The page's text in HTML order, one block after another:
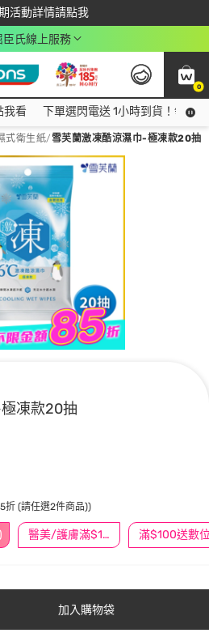
活動詳情請點我
app最高回饋$350
臣氏線上服務
0
我看 下單選閃電送 1小時到貨！領神
式衛生紙/ 雪芙蘭激凍酷涼濕巾-極凍款20抽
凍款20抽
醫美/護膚滿$1200送$200
折 (請任選2件商品))
加入購物袋